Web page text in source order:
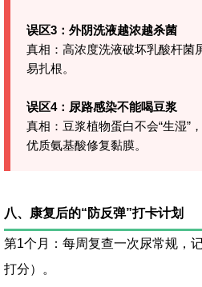
误区3：外阴洗液越浓越杀菌
真相：高浓度洗液破坏乳酸杆菌
易扎根。
误区4：尿路感染不能喝豆浆
真相：豆浆植物蛋白不会“生湿”
优质氨基酸修复黏膜。
八、康复后的“防反弹”打卡计划
第1个月：每周复查一次尿常规，
打分）。